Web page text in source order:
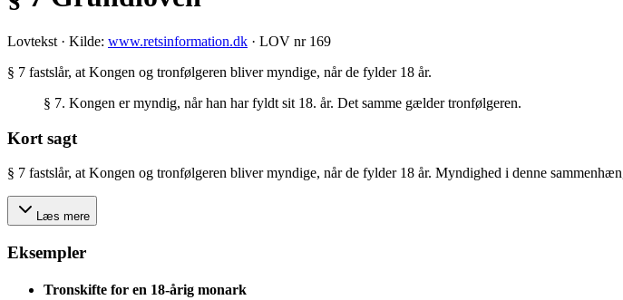
Lovtekst · Kilde: www.retsinformation.dk · LOV nr 169
§ 7 fastslår, at Kongen og tronfølgeren bliver myndige, når de fylder 18 år.
§ 7. Kongen er myndig, når han har fyldt sit 18. år. Det samme gælder tronfølgeren.
Kort sagt
§ 7 fastslår, at Kongen og tronfølgeren bliver myndige, når de fylder 18 år. Myndighed i denne
Læs mere
Eksempler
Tronskifte for en 18-årig monark